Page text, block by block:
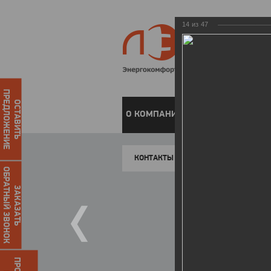
О КОМПАНИИ
КОНТАКТЫ
ОСТАВИТЬ
ПРЕДЛОЖЕНИЕ
ЗАКАЗАТЬ
ОБРАТНЫЙ ЗВОНОК
14 из 47